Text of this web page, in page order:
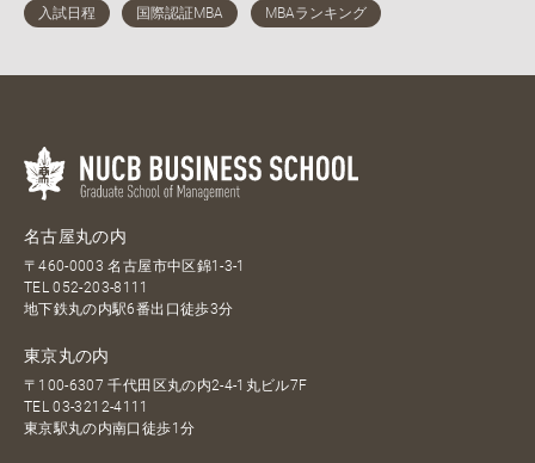
名古屋丸の内
〒460-0003 名古屋市中区錦1-3-1
TEL052-203-8111
地下鉄丸の内駅6番出口徒歩3分
東京丸の内
〒100-6307 千代田区丸の内2-4-1丸ビル7F
TEL03-3212-4111
東京駅丸の内南口徒歩1分